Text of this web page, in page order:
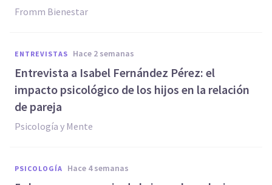
Fromm Bienestar
ENTREVISTAS hace 2 semanas
Entrevista a Isabel Fernández Pérez: el
impacto psicológico de los hijos en la relación
de pareja
Psicología y Mente
PSICOLOGÍA hace 4 semanas